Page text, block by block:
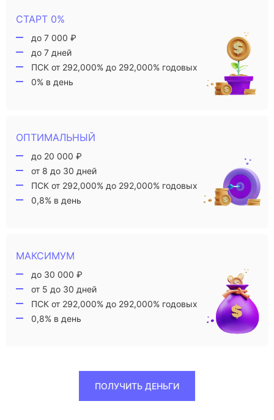
СТАРТ 0%
до 7 000 ₽
до 7 дней
ПСК от 292,000% до 292,000% годовых
0% в день
ОПТИМАЛЬНЫЙ
до 20 000 ₽
от 8 до 30 дней
ПСК от 292,000% до 292,000% годовых
0,8% в день
МАКСИМУМ
до 30 000 ₽
от 5 до 30 дней
ПСК от 292,000% до 292,000% годовых
0,8% в день
ПОЛУЧИТЬ ДЕНЬГИ